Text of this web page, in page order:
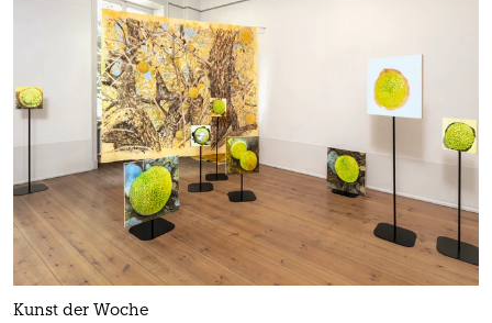
Kunst der Woche